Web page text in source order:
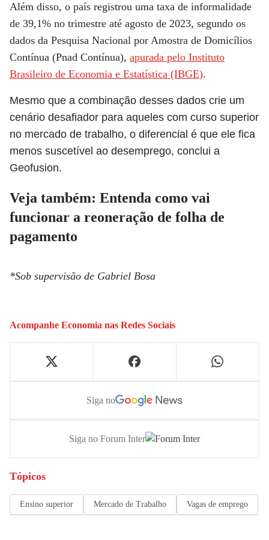
Além disso, o país registrou uma taxa de informalidade
de 39,1% no trimestre até agosto de 2023, segundo os
dados da Pesquisa Nacional por Amostra de Domicílios
Contínua (Pnad Contínua), apurada pelo Instituto
Brasileiro de Economia e Estatística (IBGE).
Mesmo que a combinação desses dados crie um
cenário desafiador para aqueles com curso superior
no mercado de trabalho, o diferencial é que ele fica
menos suscetível ao desemprego, conclui a
Geofusion.
Veja também: Entenda como vai
funcionar a reoneração de folha de
pagamento
*Sob supervisão de Gabriel Bosa
Acompanhe Economia nas Redes Sociais
Siga no
Siga no Forum Inter
Tópicos
Ensino superior Mercado de Trabalho Vagas de emprego